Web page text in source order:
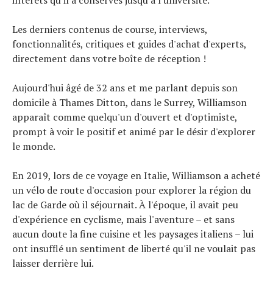
Les derniers contenus de course, interviews,
fonctionnalités, critiques et guides d'achat d'experts,
directement dans votre boîte de réception !
Aujourd'hui âgé de 32 ans et me parlant depuis son
domicile à Thames Ditton, dans le Surrey, Williamson
apparaît comme quelqu'un d'ouvert et d'optimiste,
prompt à voir le positif et animé par le désir d'explorer
le monde.
En 2019, lors de ce voyage en Italie, Williamson a acheté
un vélo de route d'occasion pour explorer la région du
lac de Garde où il séjournait. À l'époque, il avait peu
d'expérience en cyclisme, mais l'aventure – et sans
aucun doute la fine cuisine et les paysages italiens – lui
ont insufflé un sentiment de liberté qu'il ne voulait pas
laisser derrière lui.